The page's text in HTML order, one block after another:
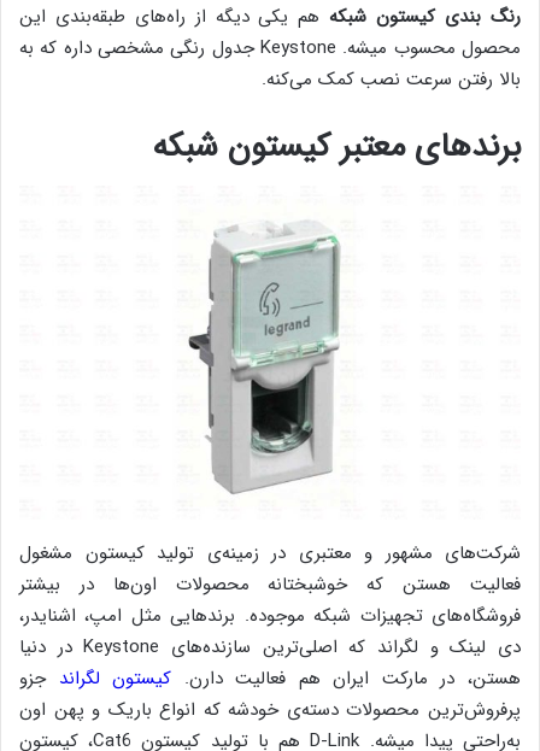
رنگ بندی کیستون شبکه هم یکی دیگه از راه‌های طبقه‌بندی این
محصول محسوب میشه. Keystone جدول رنگی مشخصی داره که به
بالا رفتن سرعت نصب کمک می‌کنه.
برندهای معتبر کیستون شبکه
شرکت‌های مشهور و معتبری در زمینه‌ی تولید کیستون مشغول
فعالیت هستن که خوشبختانه محصولات اون‌ها در بیشتر
فروشگاه‌های تجهیزات شبکه موجوده. برندهایی مثل امپ، اشنایدر،
دی لینک و لگراند که اصلی‌ترین سازنده‌‌های Keystone در دنیا
هستن، در مارکت ایران هم فعالیت دارن. کیستون لگراند جزو
پرفروش‌ترین محصولات دسته‌ی خودشه که انواع باریک و پهن اون
به‌راحتی پیدا میشه. D-Link هم با تولید کیستون Cat6، کیستون